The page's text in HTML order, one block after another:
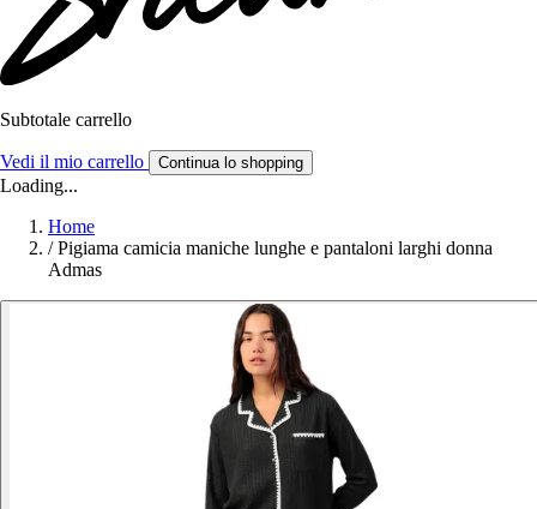
Subtotale carrello
Vedi il mio carrello Continua lo shopping
Loading...
Home
/ Pigiama camicia maniche lunghe e pantaloni larghi donna
Admas